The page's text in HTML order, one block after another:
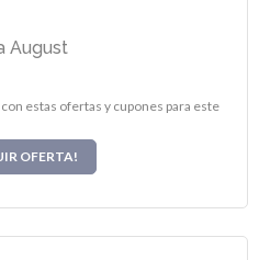
August
estas ofertas y cupones para este
OFERTA!